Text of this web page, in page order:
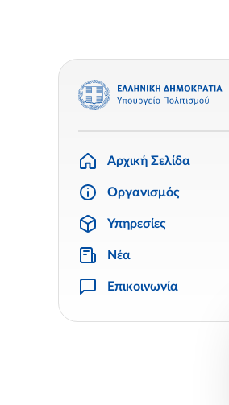
Αρχική Σελίδα
Οργανισμός
Υπηρεσίες
Νέα
Επικοινωνία